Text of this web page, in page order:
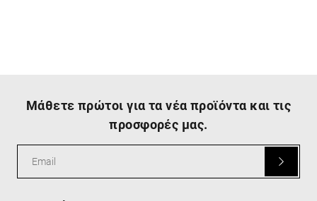
Μάθετε πρώτοι για τα νέα προϊόντα και τις
προσφορές μας.